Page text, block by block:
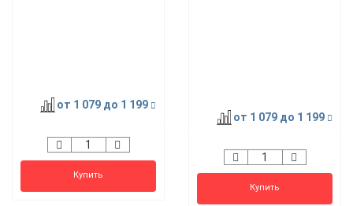
от 1 079 до 1 199
Купить
от 1 079 до 1 199
Купить